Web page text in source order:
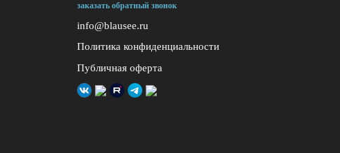
заказать обратный звонок
info@blausee.ru
Политика конфиденциальности
Публичная оферта